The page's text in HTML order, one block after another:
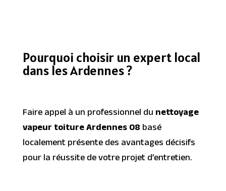
Pourquoi choisir un expert local
dans les Ardennes ?
Faire appel à un professionnel dunettoyage
vapeur toiture Ardennes 08basé
localement présente des avantages décisifs
pour la réussite de votre projet d’entretien.